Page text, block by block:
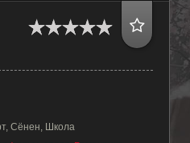
Сёнен, Школа